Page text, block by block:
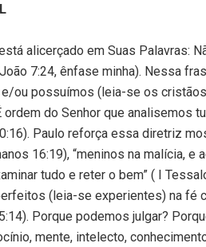
alicerçado em Suas Palavras:
7:24, ênfase minha). Nessa
ou possuímos (leia-se os
do Senhor que analisemos
Paulo reforça essa diretriz
16:19), “meninos na malícia, e
tudo e reter o bem” ( I
(leia-se experientes) na fé
Porque podemos julgar?
mente, intelecto,